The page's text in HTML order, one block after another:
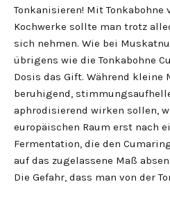
Tonkanisieren! Mit Tonkabohne
Kochwerke sollte man trotz
sich nehmen. Wie bei
übrigens wie die Tonkabohne
Dosis das Gift. Während kleine
beruhigend,
aphrodisierend wirken sollen,
europäischen Raum erst nach
Fermentation, die den
auf das zugelassene Maß
Die Gefahr, dass man von der